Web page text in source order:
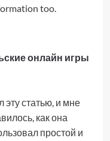
too.
онлайн игры
эту статью, и мне
как она
простой и